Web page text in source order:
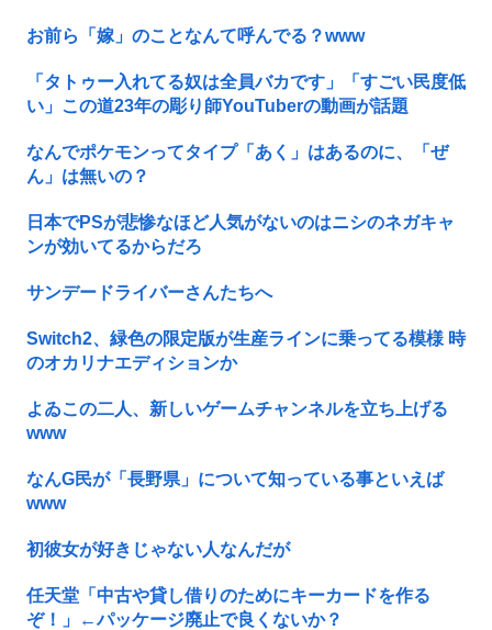
お前ら「嫁」のことなんて呼んでる？www
「タトゥー入れてる奴は全員バカです」「すごい民度低
い」この道23年の彫り師YouTuberの動画が話題
なんでポケモンってタイプ「あく」はあるのに、「ぜ
ん」は無いの？
日本でPSが悲惨なほど人気がないのはニシのネガキャ
ンが効いてるからだろ
サンデードライバーさんたちへ
Switch2、緑色の限定版が生産ラインに乗ってる模様 時
のオカリナエディションか
よゐこの二人、新しいゲームチャンネルを立ち上げる
www
なんG民が「長野県」について知っている事といえば
www
初彼女が好きじゃない人なんだが
任天堂「中古や貸し借りのためにキーカードを作る
ぞ！」←パッケージ廃止で良くないか？